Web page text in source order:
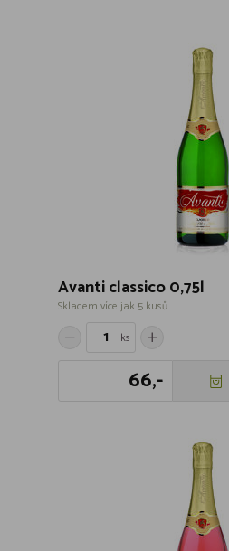
Avanti classico 0,75l
Skladem více jak 5 kusů
ks
66,-